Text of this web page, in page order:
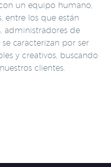
un equipo humano,
entre los que están
administradores de
caracterizan por ser
y creativos, buscando
clientes.